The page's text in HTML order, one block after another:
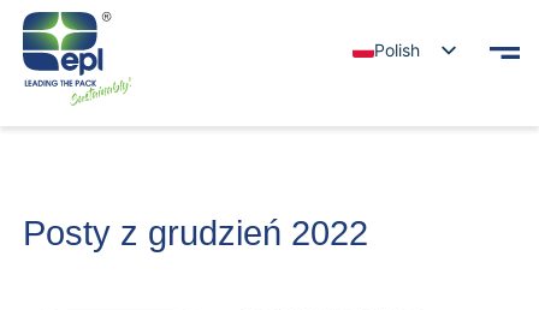
Polish
Posty z grudzień 2022